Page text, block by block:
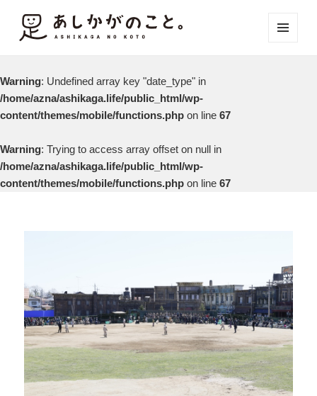
Warning: Undefined array key "date_type" in
/home/azna/ashikaga.life/public_html/wp-
content/themes/mobile/functions.php on line 67
Warning: Trying to access array offset on null in
/home/azna/ashikaga.life/public_html/wp-
content/themes/mobile/functions.php on line 67